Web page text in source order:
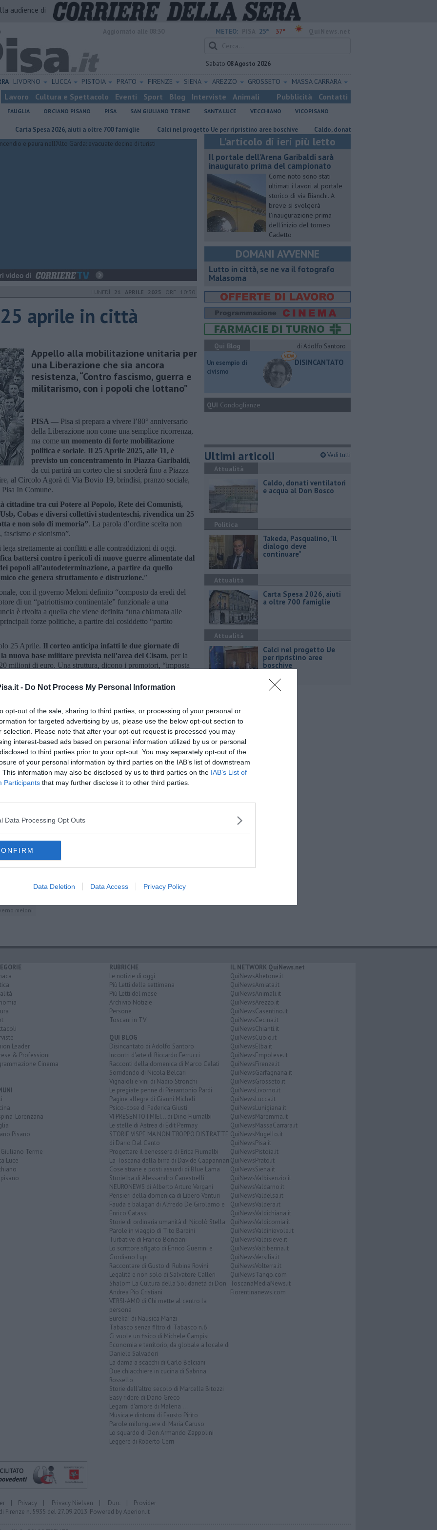
- Do Not Process My Personal Information
opt-out of the sale, sharing to third parties, or processing of your personal or
for targeted advertising by us, please use the below opt-out section to
selection. Please note that after your opt-out request is processed you may
interest-based ads based on personal information utilized by us or personal
to third parties prior to your opt-out. You may separately opt-out of the
of your personal information by third parties on the IAB’s list of downstream
This information may also be disclosed by us to third parties on the IAB’s List of
Participants that may further disclose it to other third parties.
Data Processing Opt Outs
Data Deletion Data Access Privacy Policy
audience di
METEO: 25° 37°
Sabato 08 Agosto 2026
LIVORNO LUCCA PISTOIA PRATO FIRENZE SIENA AREZZO GROSSETO MASSA CARRARA
Lavoro Cultura e Spettacolo Eventi Sport Blog Interviste Animali Pubblicità Contatti
FAUGLIA ORCIANO PISANO PISA SAN GIULIANO TERME SANTA LUCE VECCHIANO VICOPISANO
Spesa 2026, aiuti a oltre 700 famiglie Calci nel progetto Ue per ripristino aree boschive Caldo, donati ventilatori e acqua al Don Bosco
LUNEDÌ 21 APRILE 2025 ORE 10:30
aprile in città
Appello alla mobilitazione unitaria per
una Liberazione che sia ancora
resistenza, “Contro fascismo, guerra e
militarismo, con i popoli che lottano”
PISA — Pisa si prepara a vivere l’80° anniversario
della Liberazione non come una semplice ricorrenza,
ma come un momento di forte mobilitazione
politica e sociale. Il 25 Aprile 2025, alle 11, è
previsto un concentramento in Piazza Garibaldi,
da cui partirà un corteo che si snoderà fino a Piazza
al Circolo Agorà di Via Bovio 19, brindisi, pranzo sociale,
In Comune.
cittadine tra cui Potere al Popolo, Rete dei Comunisti,
Cobas e diversi collettivi studenteschi, rivendica un 25
e non solo di memoria”. La parola d’ordine scelta non
fascismo e sionismo”.
strettamente ai conflitti e alle contraddizioni di oggi.
battersi contro i pericoli di nuove guerre alimentate dal
popoli all’autodeterminazione, a partire da quello
che genera sfruttamento e distruzione.”
con il governo Meloni definito “composto da eredi del
di un “patriottismo continentale” funzionale a una
è rivolta a quella che viene definita “una chiamata alle
forze politiche, a partire dal cosiddetto “partito
25 Aprile. Il corteo anticipa infatti le due giornate di
nuova base militare prevista nell’area del Cisam, per la
milioni di euro. Una struttura, dicono i promotori, “imposta
dell’ambiente e dei diritti delle comunità locali”.
secondo gli organizzatori, “il senso profondo della
oppressioni, oggi come allora”. Con una visione
e anticolonialista, la giornata punta a riportare al centro i
Perché – come si legge nell’appello – “non si può
venga sporcato dalla propaganda bellicista dei signori della
iscriviti allaNewsletter QUInews - ToscanaMedia.
nella tua casella di posta.
è gratuito
meloni
L'articolo di ieri più letto
Il portale dell'Arena Garibaldi sarà
inaugurato prima del campionato
Come noto sono stati
ultimati i lavori al portale
storico di via Bianchi. A
breve si svolgerà
l'inaugurazione prima
dell'inizio del torneo
Cadetto
DOMANI AVVENNE
Lutto in città, se ne va il fotografo
Malasoma
Qui Blog
di Adolfo Santoro
​Un esempio di
civismo
DISINCANTATO
QUI Condoglianze
Ultimi articoli Vedi tutti
Attualità
Caldo, donati ventilatori
e acqua al Don Bosco
Politica
Takeda, Pasqualino, "Il
dialogo deve
continuare"
Attualità
Carta Spesa 2026, aiuti
a oltre 700 famiglie
Attualità
Calci nel progetto Ue
per ripristino aree
boschive
Leader
& Professioni
Cinema
Lorenzana
Pisano
Giuliano Terme
Luce
RUBRICHE
Le notizie di oggi
Più Letti della settimana
Più Letti del mese
Archivio Notizie
Persone
Toscani in TV
QUI BLOG
Disincantato di Adolfo Santoro
Incontri d'arte di Riccardo Ferrucci
Racconti della domenica di Marco Celati
Sorridendo di Nicola Belcari
Vignaioli e vini di Nadio Stronchi
Le pregiate penne di Pierantonio Pardi
Pagine allegre di Gianni Micheli
Psico-cose di Federica Giusti
VI PRESENTO I MIEI... di Dino Fiumalbi
Le stelle di Astrea di Edit Permay
STORIE VISPE MA NON TROPPO DISTRATTE
di Dario Dal Canto
Progettare il benessere di Erica Fiumalbi
La Toscana della birra di Davide Cappannari
Cose strane e posti assurdi di Blue Lama
Storielba di Alessandro Canestrelli
NEURONEWS di Alberto Arturo Vergani
Pensieri della domenica di Libero Venturi
Fauda e balagan di Alfredo De Girolamo e
Enrico Catassi
Storie di ordinaria umanità di Nicolò Stella
Parole in viaggio di Tito Barbini
Turbative di Franco Bonciani
Lo scrittore sfigato di Enrico Guerrini e
Gordiano Lupi
Raccontare di Gusto di Rubina Rovini
Legalità e non solo di Salvatore Calleri
Shalom La Cultura della Solidarietà di Don
Andrea Pio Cristiani
VERSI-AMO di Chi mette al centro la
persona
Eureka! di Nausica Manzi
Tabasco senza filtro di Tabasco n.6
Ci vuole un fisico di Michele Campisi
Economia e territorio, da globale a locale di
Daniele Salvadori
La dama a scacchi di Carlo Belciani
Due chiacchiere in cucina di Sabrina
Rossello
Storie dell'altro secolo di Marcella Bitozzi
Easy ridere di Dario Greco
Legami d'amore di Malena ...
Musica e dintorni di Fausto Pirìto
Parole milonguere di Maria Caruso
Lo sguardo di Don Armando Zappolini
Leggere di Roberto Cerri
IL NETWORK QuiNews.net
QuiNewsAbetone.it
QuiNewsAmiata.it
QuiNewsAnimali.it
QuiNewsArezzo.it
QuiNewsCasentino.it
QuiNewsCecina.it
QuiNewsChianti.it
QuiNewsCuoio.it
QuiNewsElba.it
QuiNewsEmpolese.it
QuiNewsFirenze.it
QuiNewsGarfagnana.it
QuiNewsGrosseto.it
QuiNewsLivorno.it
QuiNewsLucca.it
QuiNewsLunigiana.it
QuiNewsMaremma.it
QuiNewsMassaCarrara.it
QuiNewsMugello.it
QuiNewsPisa.it
QuiNewsPistoia.it
QuiNewsPrato.it
QuiNewsSiena.it
QuiNewsValbisenzio.it
QuiNewsValdarno.it
QuiNewsValdelsa.it
QuiNewsValdera.it
QuiNewsValdichiana.it
QuiNewsValdicornia.it
QuiNewsValdinievole.it
QuiNewsValdisieve.it
QuiNewsValtiberina.it
QuiNewsVersilia.it
QuiNewsVolterra.it
QuiNewsTango.com
ToscanaMediaNews.it
Fiorentinanews.com
| Privacy | Privacy Nielsen | Durc | Provider
n. 5935 del 27.09.2013. Powered byAperion.it